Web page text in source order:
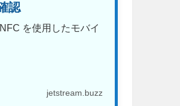
認
を使用したモバイ
jetstream.buzz